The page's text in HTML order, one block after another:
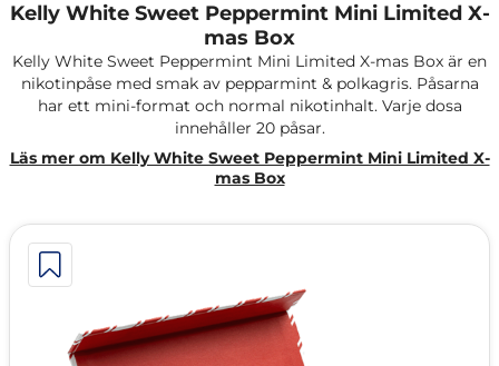
Kelly White Sweet Peppermint Mini Limited X-
mas Box
Kelly White Sweet Peppermint Mini Limited X-mas Box är en
nikotinpåse med smak av pepparmint & polkagris. Påsarna
har ett mini-format och normal nikotinhalt. Varje dosa
innehåller 20 påsar.
Läs mer om Kelly White Sweet Peppermint Mini Limited X-
mas Box